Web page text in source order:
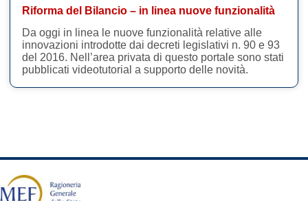
Riforma del Bilancio – in linea nuove funzionalità
​Da oggi in linea le nuove funzionalità relative alle
innovazioni introdotte dai decreti legislativi n. 90 e 93
del 2016. Nell’area privata di questo portale sono stati
pubblicati videotutorial a supporto delle novità.